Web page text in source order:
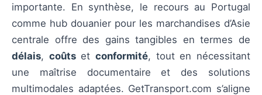
importante. En synthèse, le recours au Portugal
comme hub douanier pour les marchandises d’Asie
centrale offre des gains tangibles en termes de
délais, coûtsetconformité, tout en nécessitant
une maîtrise documentaire et des solutions
multimodales adaptées. GetTransport.com s’aligne